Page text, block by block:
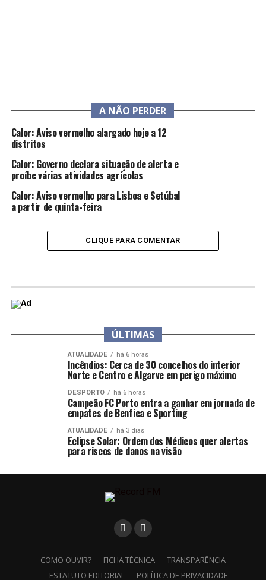
A NÃO PERDER
Calor: Aviso vermelho alargado hoje a 12
distritos
Calor: Governo declara situação de alerta e
proíbe várias atividades agrícolas
Calor: Aviso vermelho para Lisboa e Setúbal
a partir de quinta-feira
CLIQUE PARA COMENTAR
ÚLTIMAS
ATUALIDADE há 6 horas
Incêndios: Cerca de 30 concelhos do interior
Norte e Centro e Algarve em perigo máximo
DESPORTO há 6 horas
Campeão FC Porto entra a ganhar em jornada de
empates de Benfica e Sporting
ATUALIDADE há 3 dias
Eclipse Solar: Ordem dos Médicos quer alertas
para riscos de danos na visão
COMO OUVIR? FICHA TÉCNICA
TRANSPARÊNCIA
ESTATUTO EDITORIAL
POLÍTICA DE PRIVACIDADE